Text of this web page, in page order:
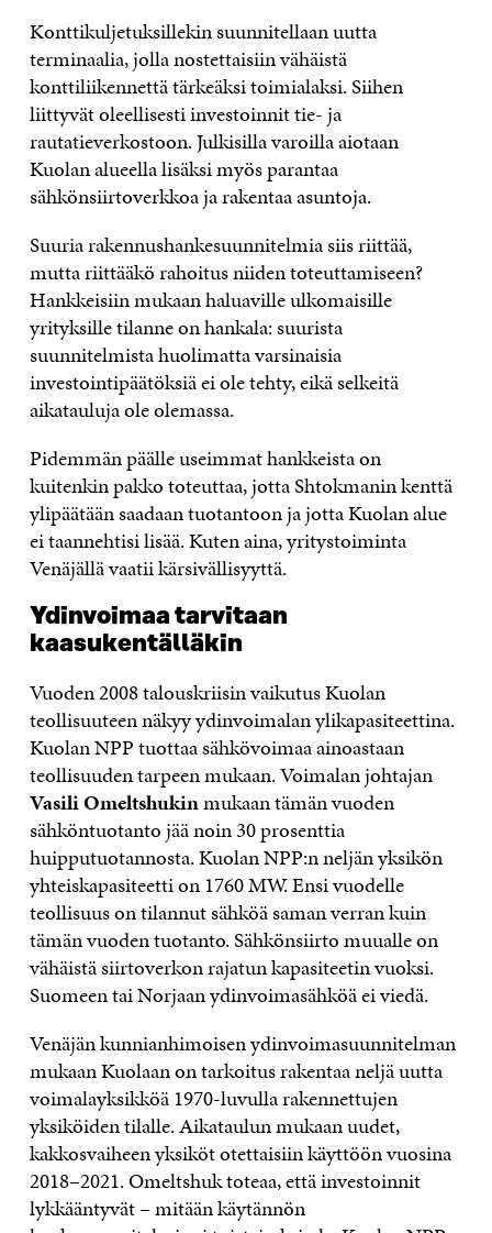
Konttikuljetuksillekin suunnitellaan uutta
terminaalia, jolla nostettaisiin vähäistä
konttiliikennettä tärkeäksi toimialaksi. Siihen
liittyvät oleellisesti investoinnit tie- ja
rautatieverkostoon. Julkisilla varoilla aiotaan
Kuolan alueella lisäksi myös parantaa
sähkönsiirtoverkkoa ja rakentaa asuntoja.
Suuria rakennushankesuunnitelmia siis riittää,
mutta riittääkö rahoitus niiden toteuttamiseen?
Hankkeisiin mukaan haluaville ulkomaisille
yrityksille tilanne on hankala: suurista
suunnitelmista huolimatta varsinaisia
investointipäätöksiä ei ole tehty, eikä selkeitä
aikatauluja ole olemassa.
Pidemmän päälle useimmat hankkeista on
kuitenkin pakko toteuttaa, jotta Shtokmanin kenttä
ylipäätään saadaan tuotantoon ja jotta Kuolan alue
ei taannehtisi lisää. Kuten aina, yritystoiminta
Venäjällä vaatii kärsivällisyyttä.
Ydinvoimaa tarvitaan
kaasukentälläkin
Vuoden 2008 talouskriisin vaikutus Kuolan
teollisuuteen näkyy ydinvoimalan ylikapasiteettina.
Kuolan NPP tuottaa sähkövoimaa ainoastaan
teollisuuden tarpeen mukaan. Voimalan johtajan
Vasili Omeltshukinmukaan tämän vuoden
sähköntuotanto jää noin 30 prosenttia
huipputuotannosta. Kuolan NPP:n neljän yksikön
yhteiskapasiteetti on 1760 MW. Ensi vuodelle
teollisuus on tilannut sähköä saman verran kuin
tämän vuoden tuotanto. Sähkönsiirto muualle on
vähäistä siirtoverkon rajatun kapasiteetin vuoksi.
Suomeen tai Norjaan ydinvoimasähköä ei viedä.
Venäjän kunnianhimoisen ydinvoimasuunnitelman
mukaan Kuolaan on tarkoitus rakentaa neljä uutta
voimalayksikköä 1970-luvulla rakennettujen
yksiköiden tilalle. Aikataulun mukaan uudet,
kakkosvaiheen yksiköt otettaisiin käyttöön vuosina
2018–2021. Omeltshuk toteaa, että investoinnit
lykkääntyvät – mitään käytännön